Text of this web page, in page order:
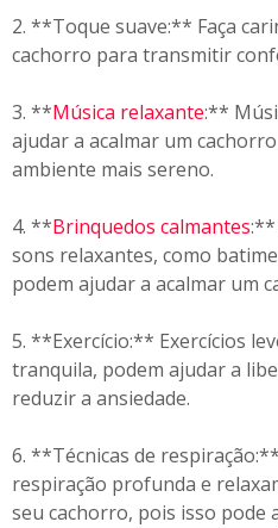
2. **Toque suave:** Faça
cachorro para transmitir
3. **Música relaxante:**
ajudar a acalmar um
ambiente mais sereno.
4. **Brinquedos calmantes:**
sons relaxantes, como
podem ajudar a acalmar um
5. **Exercício:** Exercícios
tranquila, podem ajudar a
reduzir a ansiedade.
6. **Técnicas de
respiração profunda e
seu cachorro, pois isso pode